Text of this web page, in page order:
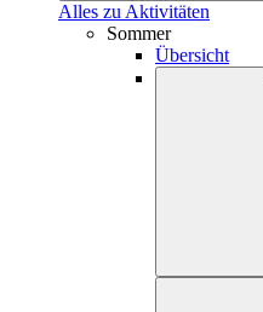
Alles zu Aktivitäten
Sommer
Übersicht